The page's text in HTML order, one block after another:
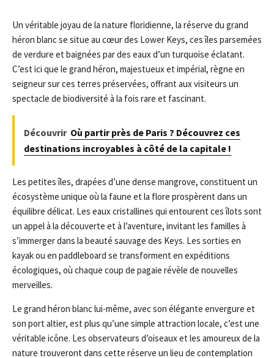
Un véritable joyau de la nature floridienne, la réserve du grand
héron blanc se situe au cœur des Lower Keys, ces îles parsemées
de verdure et baignées par des eaux d’un turquoise éclatant.
C’est ici que le grand héron, majestueux et impérial, règne en
seigneur sur ces terres préservées, offrant aux visiteurs un
spectacle de biodiversité à la fois rare et fascinant.
Découvrir Où partir près de Paris ? Découvrez ces
destinations incroyables à côté de la capitale !
Les petites îles, drapées d’une dense mangrove, constituent un
écosystème unique où la faune et la flore prospèrent dans un
équilibre délicat. Les eaux cristallines qui entourent ces îlots sont
un appel à la découverte et à l’aventure, invitant les familles à
s’immerger dans la beauté sauvage des Keys. Les sorties en
kayak ou en paddleboard se transforment en expéditions
écologiques, où chaque coup de pagaie révèle de nouvelles
merveilles.
Le grand héron blanc lui-même, avec son élégante envergure et
son port altier, est plus qu’une simple attraction locale, c’est une
véritable icône. Les observateurs d’oiseaux et les amoureux de la
nature trouveront dans cette réserve un lieu de contemplation